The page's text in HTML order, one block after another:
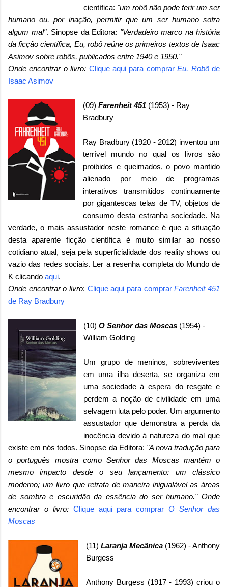
científica: "um robô não pode ferir um ser
humano ou, por inação, permitir que um ser humano sofra
algum mal". Sinopse da Editora: "Verdadeiro marco na história
da ficção científica, Eu, robô reúne os primeiros textos de Isaac
Asimov sobre robôs, publicados entre 1940 e 1950."
Onde encontrar o livro: Clique aqui para comprarEu, Robôde
Isaac Asimov
(09) Farenheit 451 (1953) - Ray
Bradbury
Ray Bradbury (1920 - 2012) inventou um
terrível mundo no qual os livros são
proibidos e queimados, o povo mantido
alienado por meio de programas
interativos transmitidos continuamente
por gigantescas telas de TV, objetos de
consumo desta estranha sociedade. Na
verdade, o mais assustador neste romance é que a situação
desta aparente ficção científica é muito similar ao nosso
cotidiano atual, seja pela superficialidade dos reality shows ou
vazio das redes sociais. Ler a resenha completa do Mundo de
K clicando aqui.
Onde encontrar o livro: Clique aqui para comprarFarenheit 451
de Ray Bradbury
(10) O Senhor das Moscas (1954) -
William Golding
Um grupo de meninos, sobreviventes
em uma ilha deserta, se organiza em
uma sociedade à espera do resgate e
perdem a noção de civilidade em uma
selvagem luta pelo poder. Um argumento
assustador que demonstra a perda da
inocência devido à natureza do mal que
existe em nós todos. Sinopse da Editora: "A nova tradução para
o português mostra como Senhor das Moscas mantém o
mesmo impacto desde o seu lançamento: um clássico
moderno; um livro que retrata de maneira inigualável as áreas
de sombra e escuridão da essência do ser humano." Onde
encontrar o livro: Clique aqui para comprarO Senhor das
Moscas
(11) Laranja Mecânica (1962) - Anthony
Burgess
Anthony Burgess (1917 - 1993) criou o